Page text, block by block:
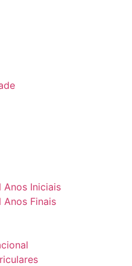
Anos Iniciais
Anos Finais